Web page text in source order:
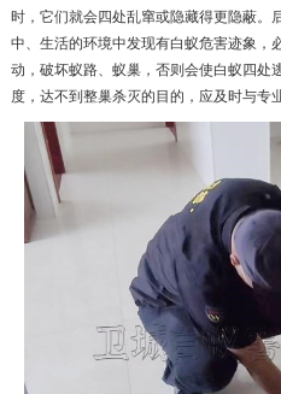
时，它们就会四处乱窜或隐藏得更隐蔽。
中、生活的环境中发现有白蚁危害迹象，
动，破坏蚁路、蚁巢，否则会使白蚁四处
度，达不到整巢杀灭的目的，应及时与专